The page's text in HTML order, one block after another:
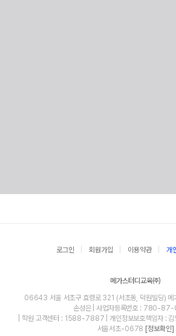
로그인 회원가입 이용약관 개
메가스터디교육㈜
06643 서울 서초구 효령로 321 (서초동, 덕원빌딩) 메
손성은 | 사업자등록번호 : 780-
| 학원 고객센터 : 1588-7887 | 개인정보보호책임자 :
서울서초-0678 [정보확인]